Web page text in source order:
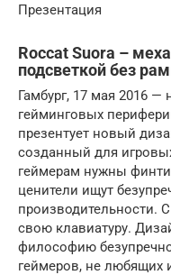
Презентация
Roccat Suora –
подсветкой без
Гамбург, 17 мая 2016
гейминговых
презентует новый
созданный для
геймерам нужны
ценители ищут
производительности.
свою клавиатуру.
философию
геймеров, не любящих